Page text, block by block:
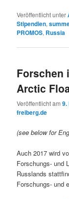
Veröffentlicht unter
Stipendien,
PROMOS, Russia
Forschen
Arctic
Veröffentlicht am9.
freiberg.de
(see below for
Auch 2017 wird
Forschungs- und
Russlands
Forschungs- und